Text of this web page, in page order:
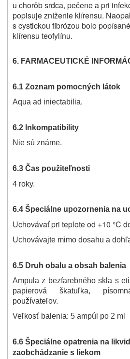
u chorôb srdca, pečene a pri
popisuje zníženie klírensu.
s cystickou fibrózou bolo
klírensu teofylínu.
6. FARMACEUTICKÉ
6.1 Zoznam pomocných látok
Aqua ad iniectabilia.
6.2 Inkompatibility
Nie sú známe.
6.3 Čas použiteľnosti
4 roky.
6.4 Špeciálne upozornenia na
Uchovávať pri teplote od +10 °C
Uchovávajte mimo dosahu a
6.5 Druh obalu a obsah balenia
Ampula z bezfarebného skla s
papierová škatuľka,
používateľov.
Veľkosť balenia: 5 ampúl po 2 ml
6.6 Špeciálne opatrenia na
zaobchádzanie s liekom